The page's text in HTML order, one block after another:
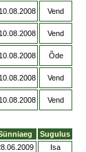
10.08.2008 Vend
10.08.2008 Vend
10.08.2008 Õde
10.08.2008 Vend
10.08.2008 Vend
Sugulus
Isa